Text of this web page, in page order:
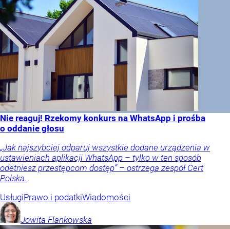
Nie reaguj! Rzekomy konkurs na WhatsApp i prośba
o oddanie głosu
„Jak najszybciej odparuj wszystkie dodane urządzenia w
ustawieniach aplikacji WhatsApp – tylko w ten sposób
odetniesz przestępcom dostęp” – ostrzega zespół Cert
Polska.
UsługiPrawo i podatkiWiadomości
Jowita Flankowska